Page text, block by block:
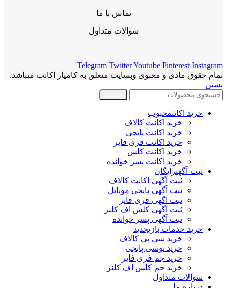
تماس با ما
سوالات متداول
Telegram TwitterYoutube Pinterest Instagram
تمام حقوق مادی و معنوی وبسایت متعلق به کامیار اکانت میباشد.
بستن
خرید اکانتمحبوب
خرید اکانت کالاف
خرید اکانت پابجی
خرید اکانت فری فایر
خرید اکانت کلش
خرید اکانت پسر خوانده
ثبت آگهیرایگان
ثبت آگهی اکانت کالاف
ثبت آگهی پابجی موبایل
ثبت اگهی فری فایر
ثبت آگهی کلش اف کلنز
ثبت آگهی پسر خوانده
خرید خدمات بازیجدید
خرید سی پی کالاف
خرید یوسی پابجی
خرید جم فری فایر
خرید جم کلش اف کلنز
سوالات متداول